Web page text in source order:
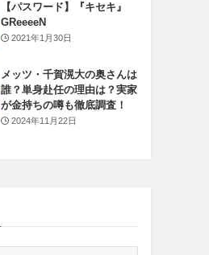
【パスワード】『キセキ』
GReeeeN
2021年1月30日
メッツ・千賀滉大の奥さんは
誰？単身赴任の理由は？実家
が金持ちの噂も徹底調査！
2024年11月22日